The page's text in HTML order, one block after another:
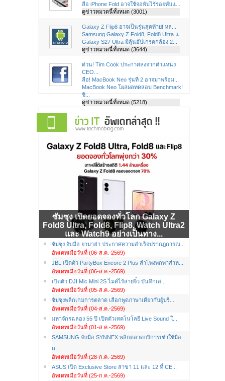
ลือ iPhone Fold อาจใช้จอพับไร้รอยพับแ...
ดูข่าวหมวดนี้ทั้งหมด (3001)
Galaxy Z Flip8 อาจเป็นรุ่นสุดท้าย! หล...
Samsung Galaxy Z Fold8, Fold8 Ultra แ...
Galaxy S27 Ultra มีลุ้นอัปเกรดกล้อง 2...
ดูข่าวหมวดนี้ทั้งหมด (3644)
ด่วน! Tim Cook ประกาศลงจากตำแหน่ง
CEO...
ลือ! MacBook Neo รุ่นที่ 2 อาจมาพร้อม...
MacBook Neo โผล่ผลทดสอบ Benchmark!
ชิ...
ดูข่าวหมวดนี้ทั้งหมด (5218)
ซัมซุง เปิดยอดจองทั่วโลก Galaxy Z
Fold8 Ultra, Fold8, Flip8, Watch Ultra2
และ Watch9 อย่างเป็นทาง...
ซัมซุง จับมือ ยามาฮ่า ประกาศความสำเร็จปรากฏการณ...
อัพเดทเมื่อวันที่ (06-ส.ค.-2569)
JBL เปิดตัว PartyBox Encore 2 Plus ลำโพงพกพาสำห...
อัพเดทเมื่อวันที่ (06-ส.ค.-2569)
เปิดตัว DJI Mic Mini 2S ไมค์ไร้สายจิ๋ว บันทึกเส...
อัพเดทเมื่อวันที่ (05-ส.ค.-2569)
ซัมซุงพลิกเกมการตลาด เลือกพูดภาษาเดียวกับผู้บริ...
อัพเดทเมื่อวันที่ (04-ส.ค.-2569)
มหาจักรฉลอง 55 ปี เปิดตัวเทคโนโลยี Live Sound ใ...
อัพเดทเมื่อวันที่ (01-ส.ค.-2569)
SAMSUNG จับมือ SYNNEX พลิกตลาดบริการเช่าใช้มือ
ถ...
อัพเดทเมื่อวันที่ (28-ก.ค.-2569)
ASUS เปิด Exclusive Store สาขา 11 และ 12 ที่ CE...
อัพเดทเมื่อวันที่ (25-ก.ค.-2569)